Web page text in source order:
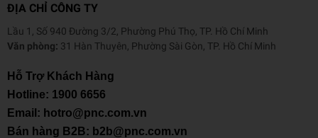
ĐỊA CHỈ CÔNG TY
Lầu 1, Số 940 Đường 3/2, Phường Phú Thọ, TP. Hồ Chí Minh
Văn phòng: 31 Hàn Thuyên, Phường Sài Gòn, TP. Hồ Chí Minh
Hỗ Trợ Khách Hàng
Hotline: 1900 6656
Email: hotro@pnc.com.vn
Bán hàng B2B: b2b@pnc.com.vn